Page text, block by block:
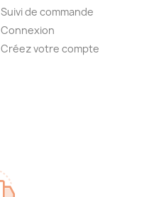
Suivi de commande
Connexion
Créez votre compte